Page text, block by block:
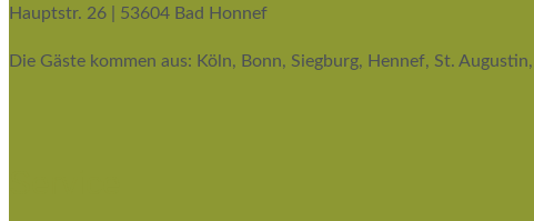
Hauptstr. 26 | 53604 Bad Honnef
Die Gäste kommen aus: Köln, Bonn, Siegburg, Hennef, St.